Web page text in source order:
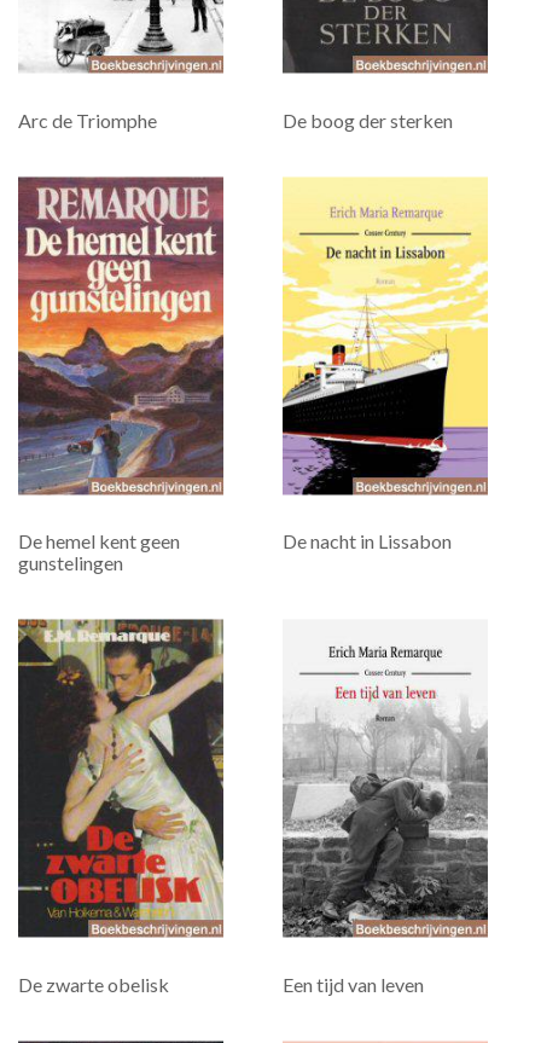
Arc de Triomphe De boog der sterken
De hemel kent geen
gunstelingen
De nacht in Lissabon
De zwarte obelisk Een tijd van leven